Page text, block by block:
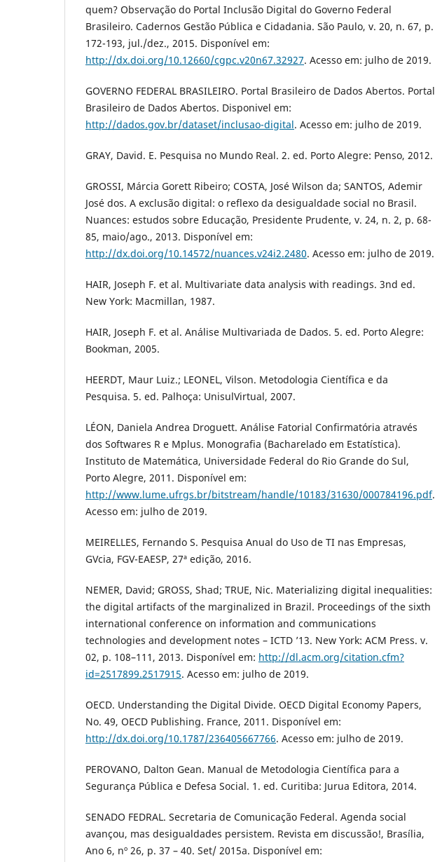
quem? Observação do Portal Inclusão Digital do Governo Federal
Brasileiro. Cadernos Gestão Pública e Cidadania. São Paulo, v. 20, n. 67, p.
172-193, jul./dez., 2015. Disponível em:
http://dx.doi.org/10.12660/cgpc.v20n67.32927. Acesso em: julho de 2019.
GOVERNO FEDERAL BRASILEIRO. Portal Brasileiro de Dados Abertos. Portal
Brasileiro de Dados Abertos. Disponivel em:
http://dados.gov.br/dataset/inclusao-digital. Acesso em: julho de 2019.
GRAY, David. E. Pesquisa no Mundo Real. 2. ed. Porto Alegre: Penso, 2012.
GROSSI, Márcia Gorett Ribeiro; COSTA, José Wilson da; SANTOS, Ademir
José dos. A exclusão digital: o reflexo da desigualdade social no Brasil.
Nuances: estudos sobre Educação, Presidente Prudente, v. 24, n. 2, p. 68-
85, maio/ago., 2013. Disponível em:
http://dx.doi.org/10.14572/nuances.v24i2.2480. Acesso em: julho de 2019.
HAIR, Joseph F. et al. Multivariate data analysis with readings. 3nd ed.
New York: Macmillan, 1987.
HAIR, Joseph F. et al. Análise Multivariada de Dados. 5. ed. Porto Alegre:
Bookman, 2005.
HEERDT, Maur Luiz.; LEONEL, Vilson. Metodologia Científica e da
Pesquisa. 5. ed. Palhoça: UnisulVirtual, 2007.
LÉON, Daniela Andrea Droguett. Análise Fatorial Confirmatória através
dos Softwares R e Mplus. Monografia (Bacharelado em Estatística).
Instituto de Matemática, Universidade Federal do Rio Grande do Sul,
Porto Alegre, 2011. Disponível em:
http://www.lume.ufrgs.br/bitstream/handle/10183/31630/000784196.pdf.
Acesso em: julho de 2019.
MEIRELLES, Fernando S. Pesquisa Anual do Uso de TI nas Empresas,
GVcia, FGV-EAESP, 27ª edição, 2016.
NEMER, David; GROSS, Shad; TRUE, Nic. Materializing digital inequalities:
the digital artifacts of the marginalized in Brazil. Proceedings of the sixth
international conference on information and communications
technologies and development notes – ICTD ’13. New York: ACM Press. v.
02, p. 108–111, 2013. Disponível em: http://dl.acm.org/citation.cfm?
id=2517899.2517915. Acesso em: julho de 2019.
OECD. Understanding the Digital Divide. OECD Digital Economy Papers,
No. 49, OECD Publishing. France, 2011. Disponível em:
http://dx.doi.org/10.1787/236405667766. Acesso em: julho de 2019.
PEROVANO, Dalton Gean. Manual de Metodologia Científica para a
Segurança Pública e Defesa Social. 1. ed. Curitiba: Jurua Editora, 2014.
SENADO FEDRAL. Secretaria de Comunicação Federal. Agenda social
avançou, mas desigualdades persistem. Revista em discussão!, Brasília,
Ano 6, nº 26, p. 37 – 40. Set/ 2015a. Disponível em: